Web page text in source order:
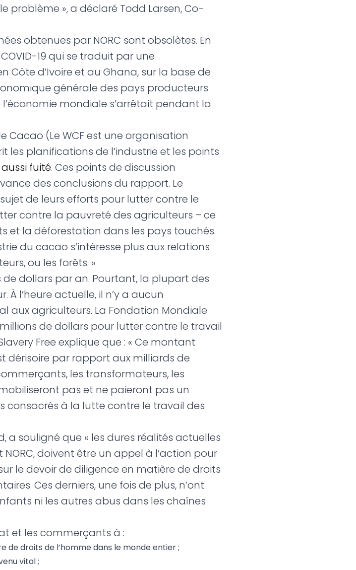
problème », a déclaré Todd Larsen, Co-
obtenues par NORC sont obsolètes. En
19 qui se traduit par une
Côte d’Ivoire et au Ghana, sur la base de
générale des pays producteurs
mondiale s’arrêtait pendant la
(Le WCF est une organisation
planifications de l’industrie et les points
fuité. Ces points de discussion
des conclusions du rapport. Le
de leurs efforts pour lutter contre le
contre la pauvreté des agriculteurs – ce
et la déforestation dans les pays touchés.
du cacao s’intéresse plus aux relations
ou les forêts. »
dollars par an. Pourtant, la plupart des
l’heure actuelle, il n’y a aucun
aux agriculteurs. La Fondation Mondiale
de dollars pour lutter contre le travail
Free explique que : « Ce montant
dérisoire par rapport aux milliards de
les transformateurs, les
pas et ne paieront pas un
consacrés à la lutte contre le travail des
a souligné que « les dures réalités actuelles
doivent être un appel à l’action pour
le devoir de diligence en matière de droits
Ces derniers, une fois de plus, n’ont
ni les autres abus dans les chaînes
et les commerçants à :
de droits de l’homme dans le monde entier ;
vital ;